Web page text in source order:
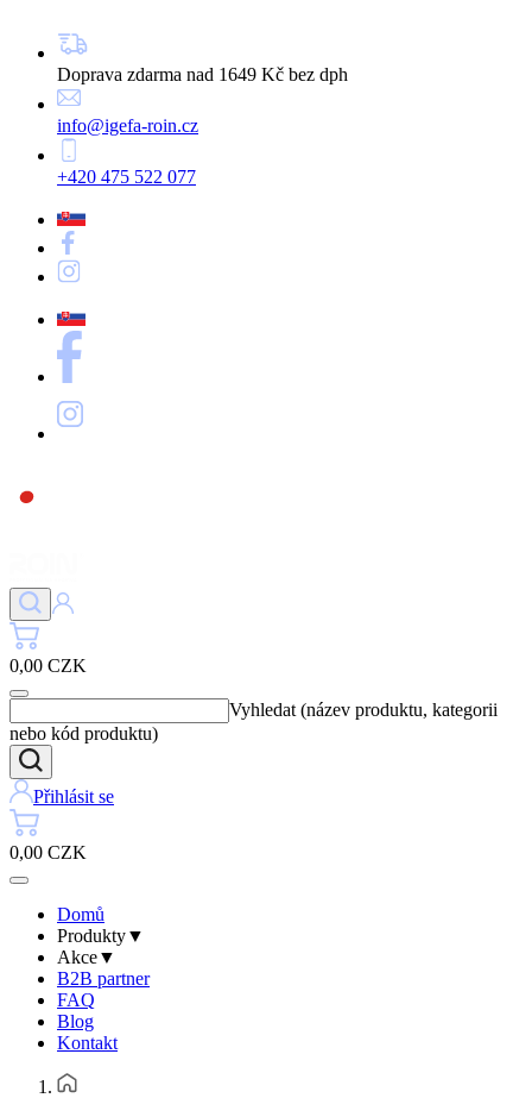
Doprava zdarma nad 1649 Kč bez dph
info@igefa-roin.cz
+420 475 522 077
0,00 CZK
Vyhledat (název produktu, kategorii
nebo kód produktu)
Přihlásit se
0,00 CZK
Domů
Produkty▼
Akce▼
B2B partner
FAQ
Blog
Kontakt